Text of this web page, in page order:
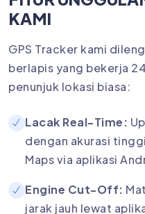
KAMI
GPS Tracker kami
berlapis yang bekerja
penunjuk lokasi biasa:
Lacak Real-Time:
dengan akurasi
Maps via aplikasi
Engine Cut-Off:
jarak jauh lewat